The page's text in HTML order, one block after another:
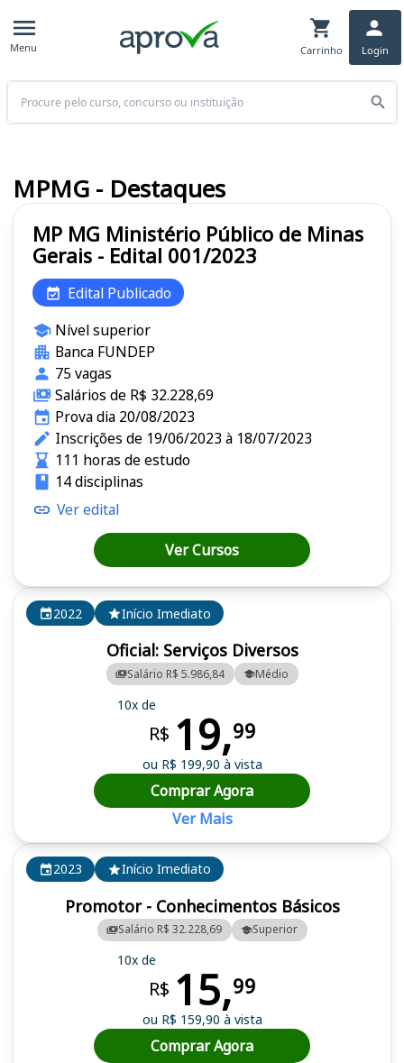
Menu Carrinho Login
Buscar
2023 Início Imediato
Promotor - Conhecimentos Básicos
Salário R$ 32.228,69 Superior
10x de
R$ 15,99
ou R$ 159,90 à vista
Comprar Agora
2022 Início Imediato
Oficial: Serviços Diversos
Salário R$ 5.986,84 Médio
10x de
R$ 19,99
ou R$ 199,90 à vista
Comprar Agora
Ver Mais
MP MG Ministério Público de Minas
Gerais - Edital 001/2023
Edital Publicado
Nível superior
Banca FUNDEP
75 vagas
Salários de R$ 32.228,69
Prova dia 20/08/2023
Inscrições de 19/06/2023 à 18/07/2023
111 horas de estudo
14 disciplinas
Ver edital
Ver Cursos
MPMG - Destaques